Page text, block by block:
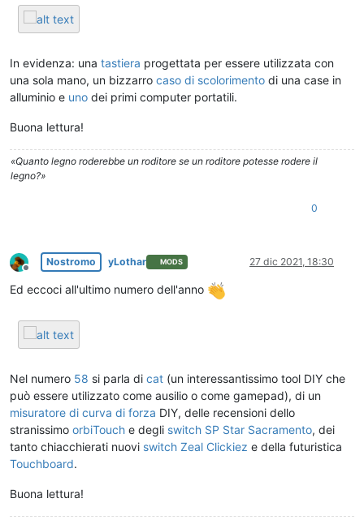
In evidenza: una tastiera progettata per essere utilizzata con
una sola mano, un bizzarro caso di scolorimento di una case in
alluminio e uno dei primi computer portatili.
Buona lettura!
«Quanto legno roderebbe un roditore se un roditore potesse rodere il
legno?»
0
Non in linea
Nostromo yLothar MODS 27 dic 2021, 18:30
Ed eccoci all'ultimo numero dell'anno
Nel numero 58 si parla di cat (un interessantissimo tool DIY che
può essere utilizzato come ausilio o come gamepad), di un
misuratore di curva di forza DIY, delle recensioni dello
stranissimo orbiTouch e degli switch SP Star Sacramento, dei
tanto chiacchierati nuovi switch Zeal Clickiez e della futuristica
Touchboard.
Buona lettura!